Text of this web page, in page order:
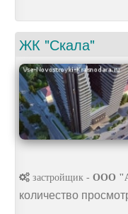
ЖК "Скала"
застройщик - ООО
количество